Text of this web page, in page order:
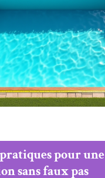
pour une
sans faux pas